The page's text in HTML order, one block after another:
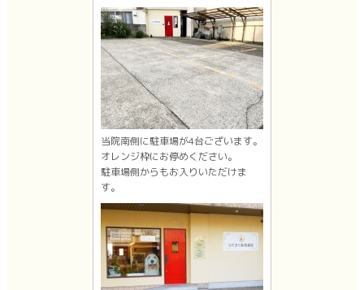
当院南側に駐車場が4台ございます。
オレンジ枠にお停めください。
駐車場側からもお入りいただけま
す。